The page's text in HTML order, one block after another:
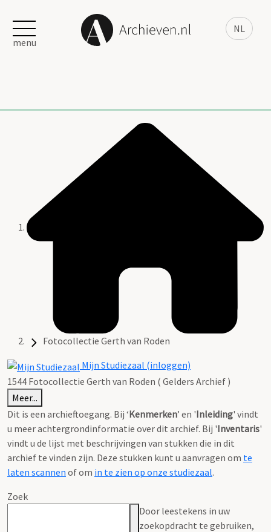
NL
menu
Fotocollectie Gerth van Roden
Mijn Studiezaal (inloggen)
1544 Fotocollectie Gerth van Roden ( Gelders Archief )
Meer...
Dit is een archieftoegang. Bij ‘Kenmerken’ en 'Inleiding' vindt
u meer achtergrondinformatie over dit archief. Bij 'Inventaris'
vindt u de lijst met beschrijvingen van stukken die in dit
archief te vinden zijn. Deze stukken kunt u aanvragen om te
laten scannen of om in te zien op onze studiezaal.
Zoek
Door leestekens in uw
zoekopdracht te gebruiken,